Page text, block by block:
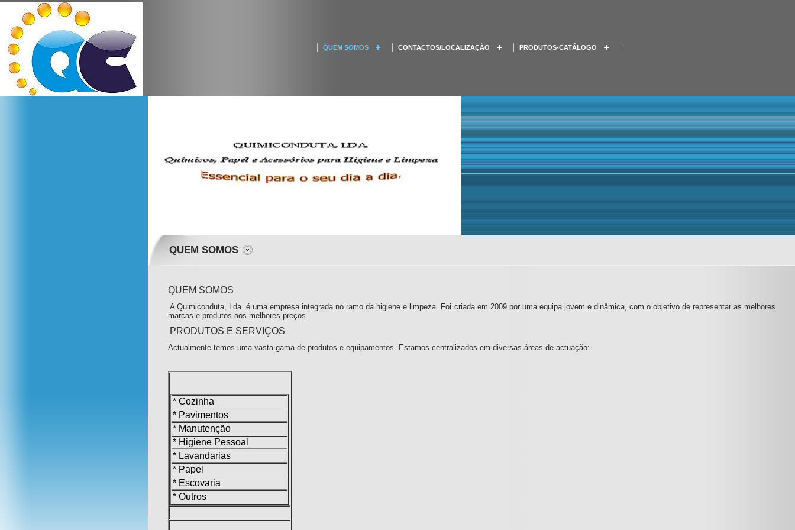
QUEM SOMOS CONTACTOS/LOCALIZAÇÃO PRODUTOS-CATÁLOGO
QUEM SOMOS
QUEM SOMOS
A Quimiconduta, Lda. é uma empresa integrada no ramo da higiene e limpeza. Foi criada em 2009 por uma equipa jovem e dinâmica, com o objetivo de representar as melhores
marcas e produtos aos melhores preços.
PRODUTOS E SERVIÇOS
Actualmente temos uma vasta gama de produtos e equipamentos. Estamos centralizados em diversas áreas de actuação:
* Cozinha
* Pavimentos
* Manutenção
* Higiene Pessoal
* Lavandarias
* Papel
* Escovaria
* Outros